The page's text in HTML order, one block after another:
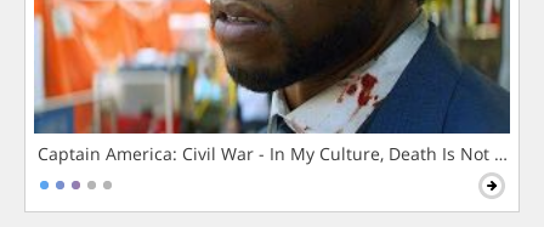
Captain America: Civil War - In My Culture, Death Is Not The